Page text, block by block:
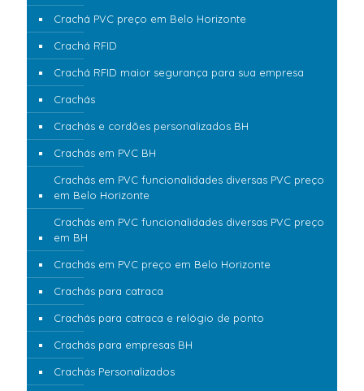
Crachá PVC preço em Belo Horizonte
Crachá RFID
Crachá RFID maior segurança para sua empresa
Crachás
Crachás e cordões personalizados BH
Crachás em PVC BH
Crachás em PVC funcionalidades diversas PVC preço
em Belo Horizonte
Crachás em PVC funcionalidades diversas PVC preço
em BH
Crachás em PVC preço em Belo Horizonte
Crachás para catraca
Crachás para catraca e relógio de ponto
Crachás para empresas BH
Crachás Personalizados